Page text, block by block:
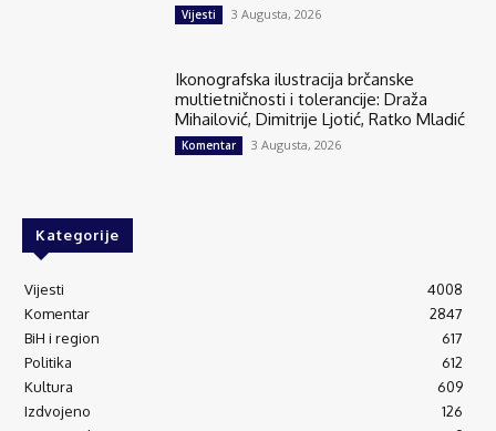
Vijesti 3 Augusta, 2026
Ikonografska ilustracija brčanske
multietničnosti i tolerancije: Draža
Mihailović, Dimitrije Ljotić, Ratko Mladić
Komentar 3 Augusta, 2026
Kategorije
Vijesti
4008
Komentar
2847
BiH i region
617
Politika
612
Kultura
609
Izdvojeno
126